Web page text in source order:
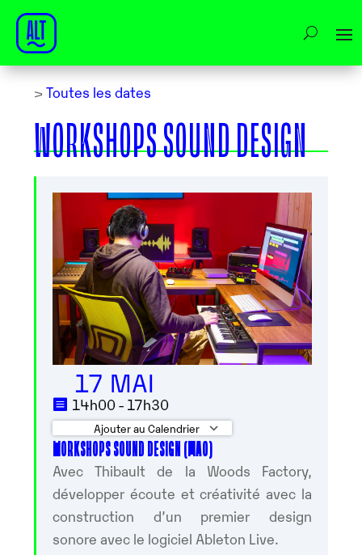
> Toutes les dates
WORKSHOPS SOUND DESIGN
17 MAI
14h00 - 17h30
Ajouter au Calendrier
Télécharger ICS
WORKSHOPS SOUND DESIGN (MAO)
Avec Thibault de la Woods Factory,
développer écoute et créativité avec la
construction d’un premier design
sonore avec le logiciel Ableton Live.